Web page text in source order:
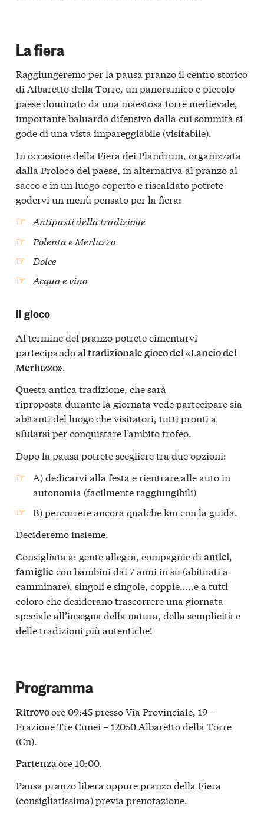
La fiera
Raggiungeremo per la pausa pranzo il centro storico
di Albaretto della Torre, un panoramico e piccolo
paese dominato da una maestosa torre medievale,
importante baluardo difensivo dalla cui sommità si
gode di una vista impareggiabile (visitabile).
In occasione della Fiera dei Plandrum, organizzata
dalla Proloco del paese, in alternativa al pranzo al
sacco e in un luogo coperto e riscaldato potrete
godervi un menù pensato per la fiera:
Antipasti della tradizione
Polenta e Merluzzo
Dolce
Acqua e vino
Il gioco
Al termine del pranzo potrete cimentarvi
partecipando altradizionale gioco del «Lancio del
Merluzzo»
Questa antica tradizione, che sarà
riproposta durante la giornata vede partecipare sia
abitanti del luogo che visitatori, tutti pronti a
sfidarsiper conquistare l’ambito trofeo.
Dopo la pausa potrete scegliere tra due opzioni:
A) dedicarvi alla festa e rientrare alle auto in
autonomia (facilmente raggiungibili)
B) percorrere ancora qualche km con la guida.
Decideremo insieme.
Consigliata a: gente allegra, compagnie di amici,
famiglie con bambini dai 7 anni in su (abituati a
camminare), singoli e singole, coppie…..e a tutti
coloro che desiderano trascorrere una giornata
speciale all’insegna della natura, della semplicità e
delle tradizioni più autentiche!
Programma
Ritrovoore 09:45 presso Via Provinciale, 19 –
Frazione Tre Cunei – 12050 Albaretto della Torre
(Cn).
Partenzaore 10:00.
Pausa pranzo libera oppure pranzo della Fiera
(consigliatissima) previa prenotazione.